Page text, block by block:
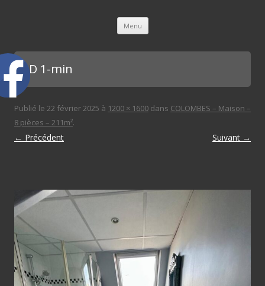
Menu Aller au contenu principal
SDD 1-min
Publié le 22 février 2025 à 1200 × 1600 dans COLOMBES – Maison –
8 pièces – 211m².
← Précédent Suivant →